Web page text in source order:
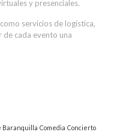
y presenciales.
servicios de logística,
cada evento una
Baranquilla Comedia Concierto